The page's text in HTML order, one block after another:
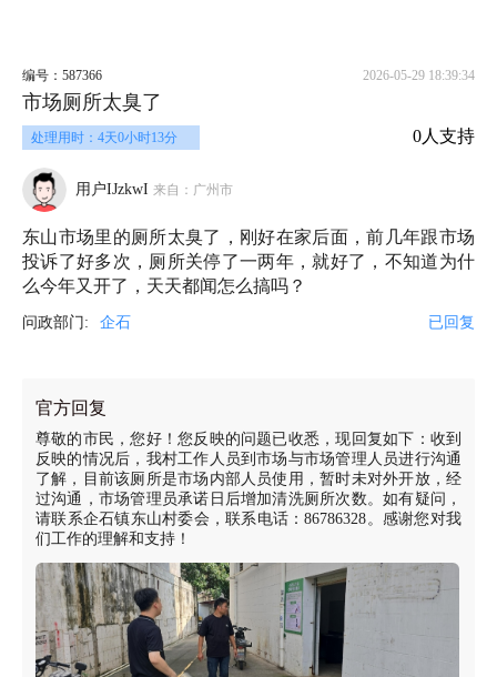
编号：587366 2026-05-29 18:39:34
市场厕所太臭了
处理用时：4天0小时13分 0人支持
用户IJzkwI 来自：广州市
东山市场里的厕所太臭了，刚好在家后面，前几年跟市场
投诉了好多次，厕所关停了一两年，就好了，不知道为什
么今年又开了，天天都闻怎么搞吗？
问政部门: 企石 已回复
官方回复
尊敬的市民，您好！您反映的问题已收悉，现回复如下：收到
反映的情况后，我村工作人员到市场与市场管理人员进行沟通
了解，目前该厕所是市场内部人员使用，暂时未对外开放，经
过沟通，市场管理员承诺日后增加清洗厕所次数。如有疑问，
请联系企石镇东山村委会，联系电话：86786328。感谢您对我
们工作的理解和支持！